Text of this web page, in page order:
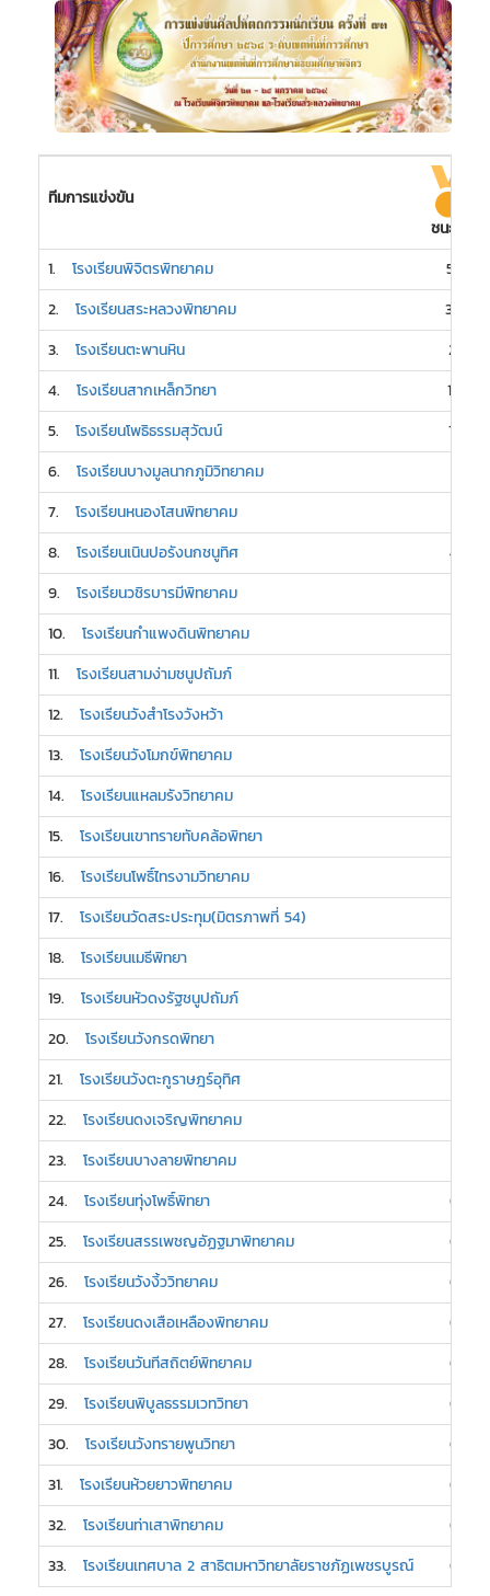
ทีมการแข่งขัน
ชนะเลิศ
1. โรงเรียนพิจิตรพิทยาคม
58
2. โรงเรียนสระหลวงพิทยาคม
30
3. โรงเรียนตะพานหิน
21
4. โรงเรียนสากเหล็กวิทยา
16
5. โรงเรียนโพธิธรรมสุวัฒน์
15
6. โรงเรียนบางมูลนากภูมิวิทยาคม
7. โรงเรียนหนองโสนพิทยาคม
8. โรงเรียนเนินปอรังนกชนูทิศ
4
9. โรงเรียนวชิรบารมีพิทยาคม
10. โรงเรียนกำแพงดินพิทยาคม
11. โรงเรียนสามง่ามชนูปถัมภ์
12. โรงเรียนวังสำโรงวังหว้า
13. โรงเรียนวังโมกข์พิทยาคม
14. โรงเรียนแหลมรังวิทยาคม
15. โรงเรียนเขาทรายทับคล้อพิทยา
16. โรงเรียนโพธิ์ไทรงามวิทยาคม
17. โรงเรียนวัดสระประทุม(มิตรภาพที่ 54)
18. โรงเรียนเมธีพิทยา
19. โรงเรียนหัวดงรัฐชนูปถัมภ์
20. โรงเรียนวังกรดพิทยา
21. โรงเรียนวังตะกูราษฎร์อุทิศ
22. โรงเรียนดงเจริญพิทยาคม
23. โรงเรียนบางลายพิทยาคม
24. โรงเรียนทุ่งโพธิ์พิทยา
0
25. โรงเรียนสรรเพชญอัฏฐมาพิทยาคม
0
26. โรงเรียนวังงิ้ววิทยาคม
0
27. โรงเรียนดงเสือเหลืองพิทยาคม
0
28. โรงเรียนวันทีสถิตย์พิทยาคม
0
29. โรงเรียนพิบูลธรรมเวทวิทยา
0
30. โรงเรียนวังทรายพูนวิทยา
0
31. โรงเรียนห้วยยาวพิทยาคม
0
32. โรงเรียนท่าเสาพิทยาคม
0
33. โรงเรียนเทศบาล 2 สาธิตมหาวิทยาลัยราชภัฏเพชรบูรณ์ 0